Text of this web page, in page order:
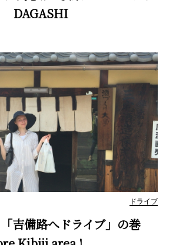
DAGASHI
ドライブ
吉備路へドライブ」の巻